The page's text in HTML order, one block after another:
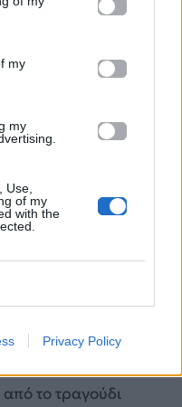
my
my
Use,
of my
with the
Privacy Policy
και έφτασε να
χαρακτήρα του
όμορφος, που
όνειρο κάθε
που θέλω την
συνοδεύεται
το τραγούδι